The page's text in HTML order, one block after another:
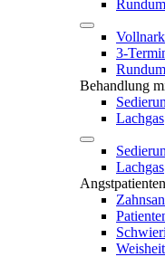
3-
Behandlung
Lachgas
Lachgas
Angstpatienten